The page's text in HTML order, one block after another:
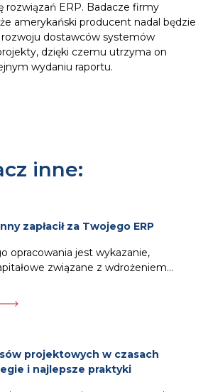
rozwiązań ERP. Badacze firmy
amerykański producent nadal będzie
dostawców systemów
dzięki czemu utrzyma on
wydaniu raportu.
inne:
zapłacił za Twojego ERP
opracowania jest wykazanie,
związane z wdrożeniem
Odpowiednia strategia pozwala
ścieżek finansowania.
dotacji celowych
w strukturę usług oferowanych
partnerskich modeli rozliczeń.
projektowych w czasach
i najlepsze praktyki